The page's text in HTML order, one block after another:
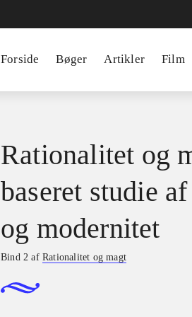
Forside Bøger Artikler Film
Rationalitet og
baseret studie
og modernitet
Bind 2 afRationalitet og magt